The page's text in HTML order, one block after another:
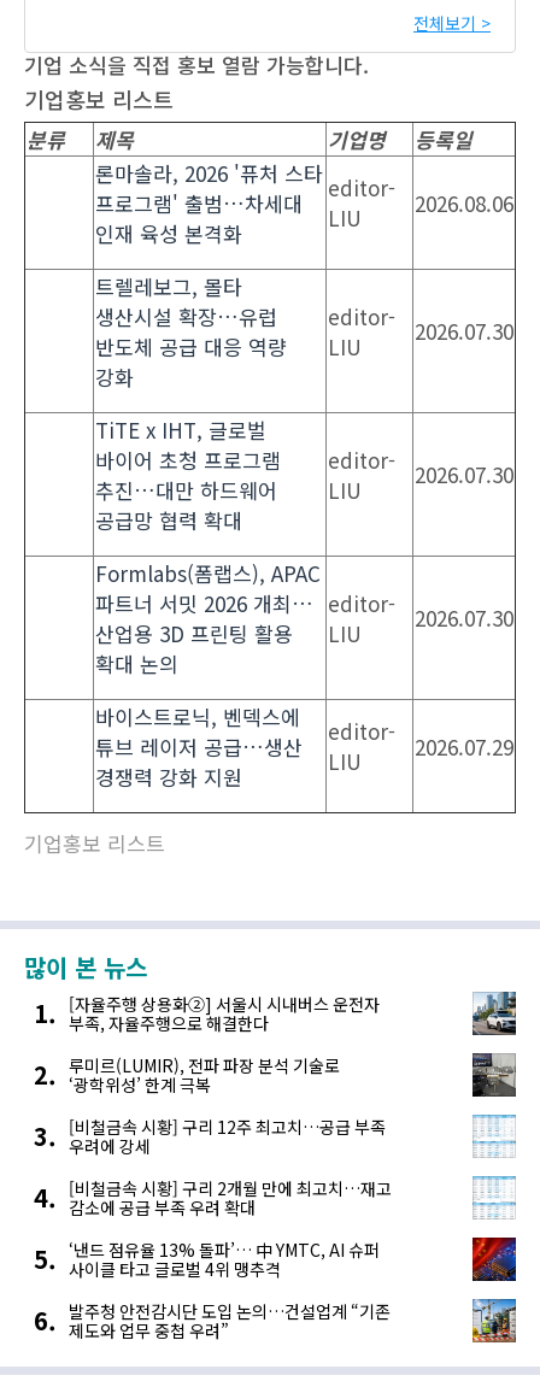
전체보기 >
기업 소식을 직접 홍보 열람 가능합니다.
기업홍보 리스트
기업홍보 리스트
분류 제목 기업명
등록일
론마솔라, 2026 '퓨처 스타
프로그램' 출범…차세대
인재 육성 본격화
editor-
LIU
2026.08.06
트렐레보그, 몰타
생산시설 확장…유럽
반도체 공급 대응 역량
강화
editor-
LIU
2026.07.30
TiTE x IHT, 글로벌
바이어 초청 프로그램
추진…대만 하드웨어
공급망 협력 확대
editor-
LIU
2026.07.30
Formlabs(폼랩스), APAC
파트너 서밋 2026 개최…
산업용 3D 프린팅 활용
확대 논의
editor-
LIU
2026.07.30
바이스트로닉, 벤덱스에
튜브 레이저 공급…생산
경쟁력 강화 지원
editor-
LIU
2026.07.29
많이 본 뉴스
[자율주행 상용화②] 서울시 시내버스 운전자
부족, 자율주행으로 해결한다
루미르(LUMIR), 전파 파장 분석 기술로
‘광학위성’ 한계 극복
[비철금속 시황] 구리 12주 최고치…공급 부족
우려에 강세
[비철금속 시황] 구리 2개월 만에 최고치…재고
감소에 공급 부족 우려 확대
‘낸드 점유율 13% 돌파’… 中 YMTC, AI 슈퍼
사이클 타고 글로벌 4위 맹추격
발주청 안전감시단 도입 논의…건설업계 “기존
제도와 업무 중첩 우려”